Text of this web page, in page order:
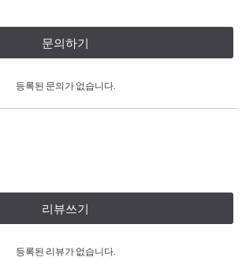
문의하기
등록된 문의가 없습니다.
리뷰쓰기
등록된 리뷰가 없습니다.